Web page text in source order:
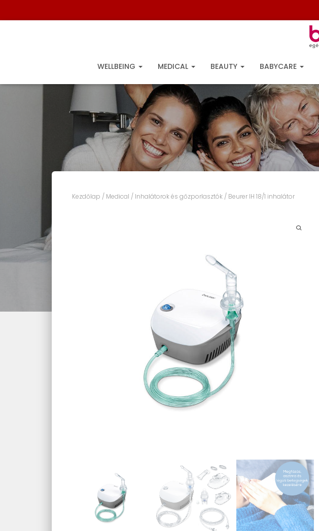
WELLBEING MEDICAL BEAUTY BABYCARE
Kezdőlap / Medical / Inhalátorok és gőzporlasztók / Beurer IH 18/1 inhalátor